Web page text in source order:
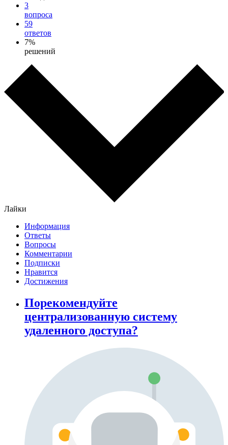
3
вопроса
59
ответов
7%
решений
Лайки
Информация
Ответы
Вопросы
Комментарии
Подписки
Нравится
Достижения
Порекомендуйте
централизованную систему
удаленного доступа?